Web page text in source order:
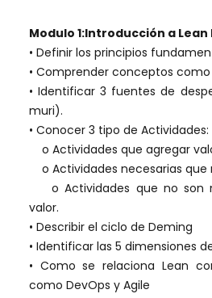
Modulo 1:Introducción a Lean
• Definir los principios
• Comprender conceptos como
• Identificar 3 fuentes de
muri).
• Conocer 3 tipo de Actividades:
o Actividades que agregar
o Actividades necesarias que
o Actividades que no son
valor.
• Describir el ciclo de Deming
• Identificar las 5 dimensiones
• Como se relaciona Lean
como DevOps y Agile